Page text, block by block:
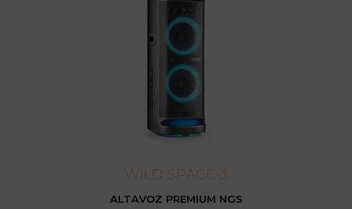
WILD SPACE 3
ALTAVOZ PREMIUM NGS